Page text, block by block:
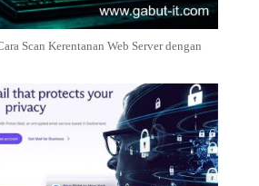
Scan Kerentanan Web Server dengan